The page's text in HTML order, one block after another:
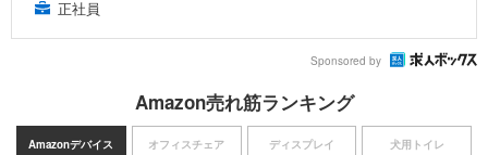
正社員
Sponsored by
Amazon売れ筋ランキング
Amazonデバイス オフィスチェア ディスプレイ 犬用トイレ